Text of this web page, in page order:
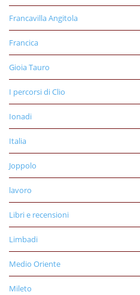
Francavilla Angitola
Francica
Gioia Tauro
I percorsi di Clio
Ionadi
Italia
Joppolo
lavoro
Libri e recensioni
Limbadi
Medio Oriente
Mileto